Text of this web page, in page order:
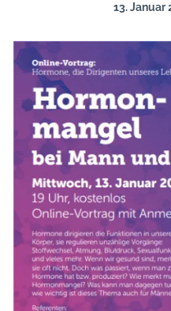
13. Januar